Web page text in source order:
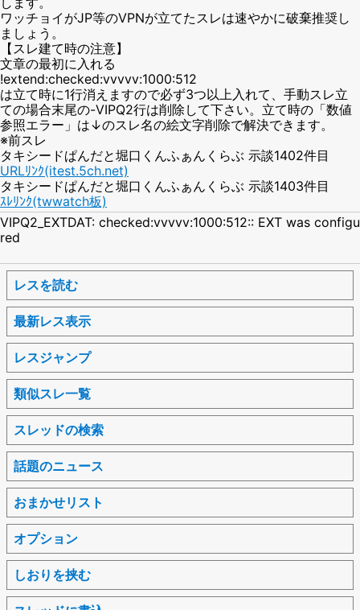
ワッチョイがJP等のVPNが立てたスレは速やかに破棄推奨し
ましょう。
【スレ建て時の注意】
文章の最初に入れる
!extend:checked:vvvvv:1000:512
は立て時に1行消えますので必ず3つ以上入れて、手動スレ立
ての場合末尾の-VIPQ2行は削除して下さい。立て時の「数値
参照エラー」は↓のスレ名の絵文字削除で解決できます。
※前スレ
タキシードぱんだと堀口くんふぁんくらぶ 示談1402件目
URLﾘﾝｸ(itest.5ch.net)
タキシードぱんだと堀口くんふぁんくらぶ 示談1403件目
ｽﾚﾘﾝｸ(twwatch板)
VIPQ2_EXTDAT: checked:vvvvv:1000:512:: EXT was configu
red
レスを読む
最新レス表示
レスジャンプ
類似スレ一覧
スレッドの検索
話題のニュース
おまかせリスト
オプション
しおりを挟む